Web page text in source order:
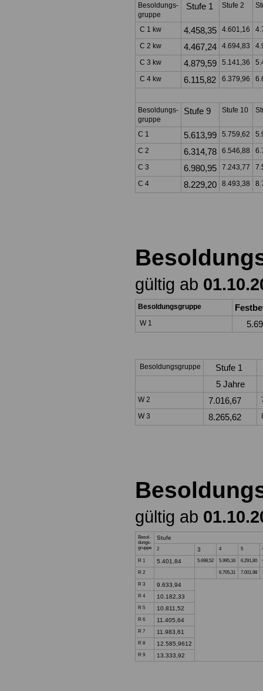
Besoldungs-
gruppe
Stufe 1 Stufe 2
C 1 kw 4.458,35 4.601,16
C 2 kw
4.467,24 4.694,83
C 3 kw
4.879,59 5.141,36
C 4 kw
6.115,82 6.379,96
Besoldungs-
gruppe
Stufe 9 Stufe 10
C 1 5.613,99 5.759,62
C 2
6.314,78 6.546,88
C 3
6.980,95 7.243,77
C 4
8.229,20 8.493,38
gültig ab
Besoldungsgruppe
W 1
Besoldungsgruppe
Stufe 1
5 Jahre
W 2 7.016,67
W 3
8.265,62
gültig ab
Besol-
dungs-
gruppe
Stufe
2 3 4 5
R 1 5.401,84 5.698,52 5.995,16 6.291,80
R 2 6.705,31 7.001,98
R 3 9.633,94
R 4 10.182,33
R 5 10.811,52
R 6 11.405,64
R 7 11.983,61
R 8 12.585,9612
R 9 13.333,92